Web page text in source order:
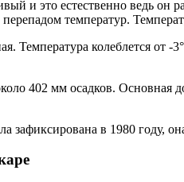
и это естественно ведь он
температур.
Температура колеблется от
402 мм осадков. Основная
зафиксирована в 1980 году,